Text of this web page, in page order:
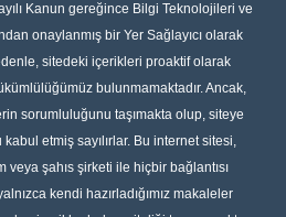
Kanun gereğince Bilgi Teknolojileri ve
onaylanmış bir Yer Sağlayıcı olarak
sitedeki içerikleri proaktif olarak
bulunmamaktadır. Ancak,
sorumluluğunu taşımakta olup, siteye
etmiş sayılırlar. Bu internet sitesi,
veya şahıs şirketi ile hiçbir bağlantısı
kendi hazırladığımız makaleler